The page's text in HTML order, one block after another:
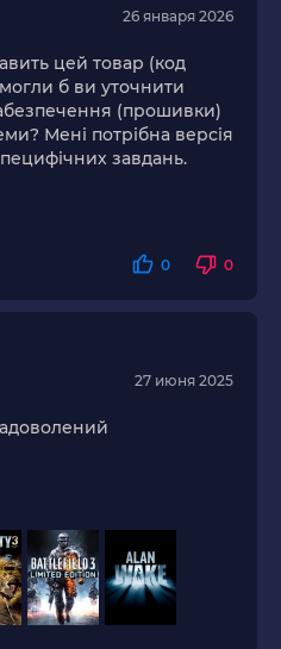
26 января 2026
цей товар (код
б ви уточнити
(прошивки)
Мені потрібна версія
завдань.
0 0
27 июня 2025